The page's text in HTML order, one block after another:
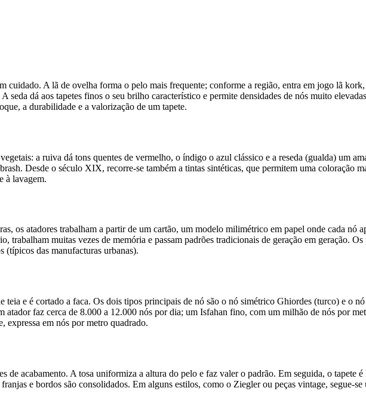
cuidado. A lã de ovelha forma o pelo mais frequente; conforme a região, entra em jogo lã
seda dá aos tapetes finos o seu brilho característico e permite densidades de nós muito
a durabilidade e a valorização de um tapete.
a ruiva dá tons quentes de vermelho, o índigo o azul clássico e a reseda (gualda) um
Desde o século XIX, recorre-se também a tintas sintéticas, que permitem uma coloração
à lavagem.
os atadores trabalham a partir de um cartão, um modelo milimétrico em papel onde cada nó
trabalham muitas vezes de memória e passam padrões tradicionais de geração em geração.
(típicos das manufacturas urbanas).
teia e é cortado a faca. Os dois tipos principais de nó são o nó simétrico Ghiordes (turco) e o
atador faz cerca de 8.000 a 12.000 nós por dia; um Isfahan fino, com um milhão de nós por
expressa em nós por metro quadrado.
de acabamento. A tosa uniformiza a altura do pelo e faz valer o padrão. Em seguida, o tapete
e bordos são consolidados. Em alguns estilos, como o Ziegler ou peças vintage, segue-